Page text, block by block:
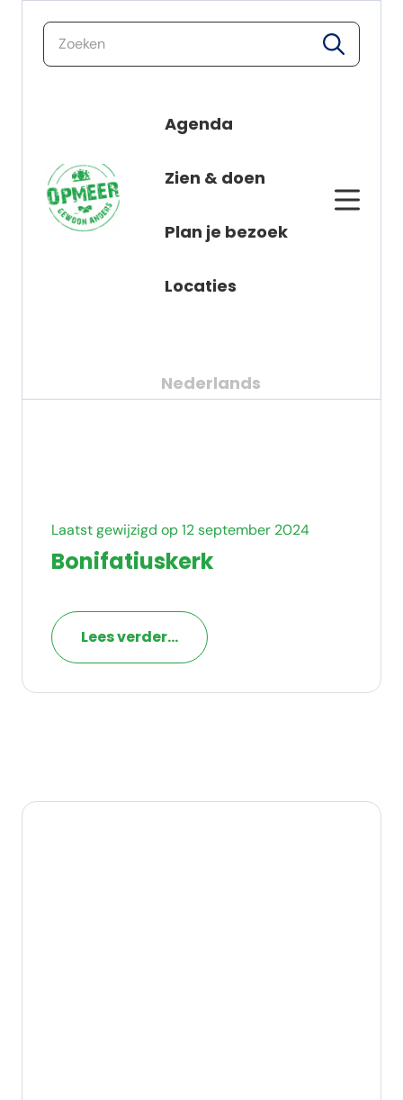
Agenda
Zien & doen
Plan je bezoek
Locaties
zoeken
zoeken
Nederlands
Alle berichten
Bonifatiuskerk
Laatst gewijzigd op 12 september 2024
Lees verder...